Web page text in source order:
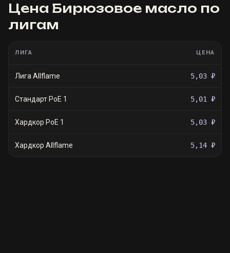
Цена Бирюзовое масло по
лигам
ЛИГА ЦЕНА
Лига Allflame 5,03 ₽
Стандарт PoE 1 5,01 ₽
Хардкор PoE 1 5,03 ₽
Хардкор Allflame 5,14 ₽